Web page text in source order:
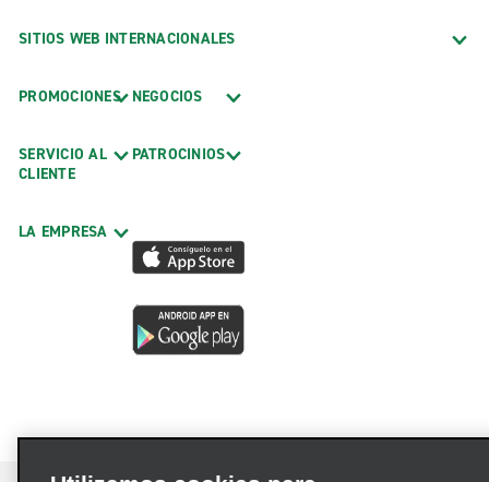
SITIOS WEB INTERNACIONALES
PROMOCIONES
SERVICIO AL
CLIENTE
LA EMPRESA
NEGOCIOS
PATROCINIOS